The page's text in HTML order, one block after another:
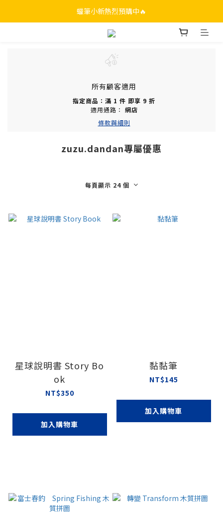
蠟筆小新熱烈預購中🔥
所有顧客適用
指定商品：滿 1 件 即享 9 折
適用通路： 網店
條款與細則
zuzu.dandan專屬優惠
每頁顯示 24 個
星球說明書 Story Bo
ok
NT$350
加入購物車
黏黏筆
NT$145
加入購物車